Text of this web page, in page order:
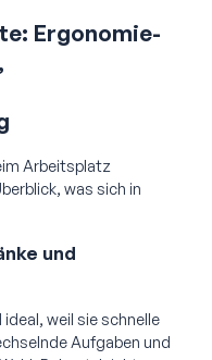
Ergonomie-
Arbeitsplatz
was sich in
und
weil sie schnelle
Aufgaben und